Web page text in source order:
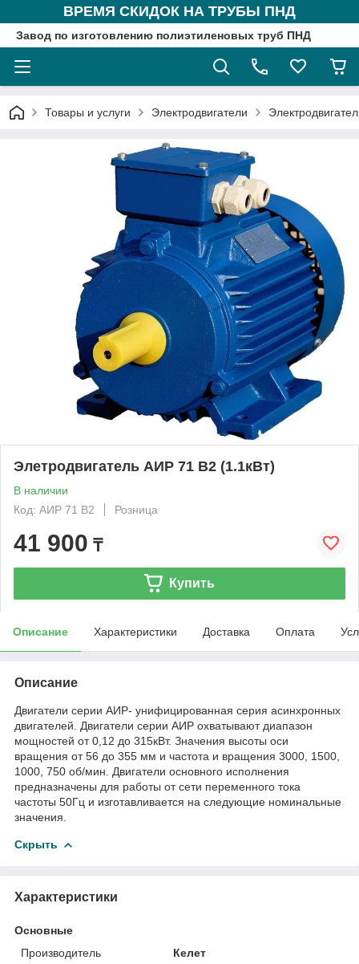
ВРЕМЯ СКИДОК НА ТРУБЫ ПНД
Завод по изготовлению полиэтиленовых труб ПНД
Товары и услуги Электродвигатели
Элетродвигатель АИР 71 В2 (1.1кВт)
В наличии
Код: АИР 71 В2
Розница
41 900 ₸
Купить
Описание Характеристики Доставка Оплата
Описание
Двигатели серии АИР- унифицированная серия асинхронных
двигателей. Двигатели серии АИР охватывают диапазон
мощностей от 0,12 до 315кВт. Значения высоты оси
вращения от 56 до 355 мм и частота и вращения 3000, 1500,
1000, 750 об/мин. Двигатели основного исполнения
предназначены для работы от сети переменного тока
частоты 50Гц и изготавливается на следующие номинальные
значения.
Скрыть
Характеристики
Основные
Производитель
Келет